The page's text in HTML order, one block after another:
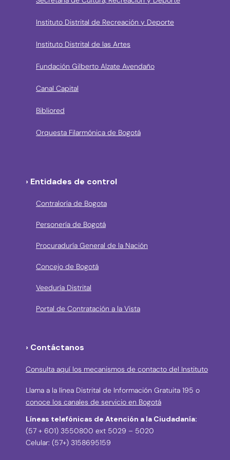
Instituto Distrital de Recreación y Deporte
Instituto Distrital de las Artes
Fundación Gilberto Alzate Avendaño
Canal Capital
Bibliored
Orquesta Filarmónica de Bogotá
› Entidades de control
Contraloría de Bogota
Personería de Bogotá
Procuraduría General de la Nación
Concejo de Bogotá
Veeduría Distrital
Portal de Contratación a la Vista
› Contáctanos
Consulta aquí los mecanismos de contacto del Instituto
Llama a la línea Distrital de Información Gratuita 195 o
conoce los canales de servicio en Bogotá
Líneas telefónicas de Atención a la Ciudadanía:
(57 + 601) 3550800 ext 5029 – 5020
Celular: (57+) 3158695159